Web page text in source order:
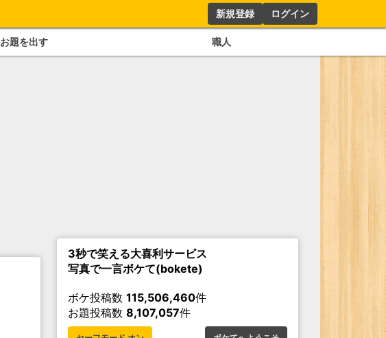
新規登録 ログイン
お題を出す 職人
3秒で笑える大喜利サービス
写真で一言ボケて(bokete)
ボケ投稿数 115,506,460件
お題投稿数 8,107,057件